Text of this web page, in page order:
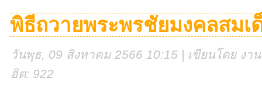
พิธีถวายพระพรชัยมงคลสมเ
วันพุธ, 09 สิงหาคม 2566 10:15 | เขียนโดย งา
ฮิต: 922